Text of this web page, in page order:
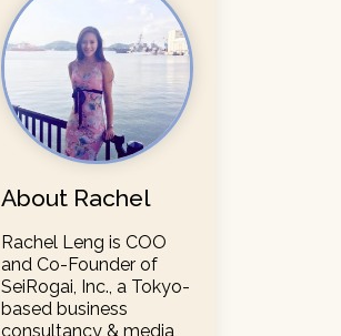
About Rachel
Rachel Leng is COO
and Co-Founder of
SeiRogai, Inc., a Tokyo-
based business
consultancy & media